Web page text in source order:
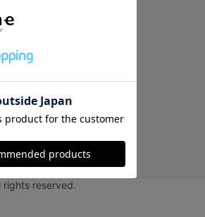
メディアキット
rights reserved.